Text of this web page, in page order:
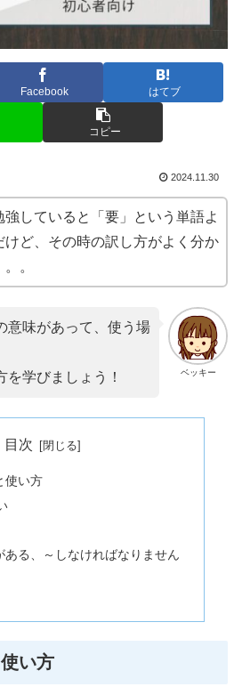
Facebook はてブ
コピー
2024.11.30
強していると「要」という単語よ
けど、その時の訳し方がよく分か
。
ベッキー
意味があって、使う場
を学びましょう！
目次
使い方
る、～しなければなりません
い方